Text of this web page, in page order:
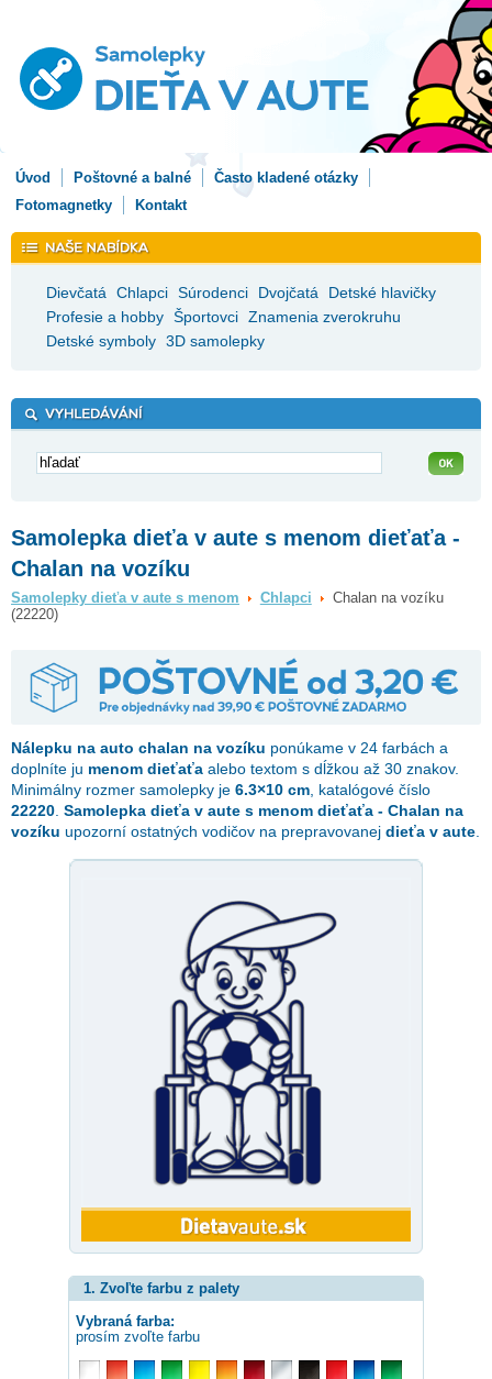
Úvod Poštovné a balné
Často kladené otázky
Fotomagnetky
Kontakt
Dievčatá Chlapci Súrodenci Dvojčatá
Detské hlavičky
Profesie a hobby Športovci Znamenia zverokruhu
Detské symboly 3D samolepky
Samolepka dieťa v aute s menom dieťaťa -
Chalan na vozíku
Samolepky dieťa v aute s menom Chlapci
Chalan na vozíku
(22220)
Nálepku na auto chalan na vozíku ponúkame v 24 farbách a
doplníte ju menom dieťaťa alebo textom s dĺžkou až 30 znakov.
Minimálny rozmer samolepky je 6.3×10 cm , katalógové číslo
22220 Samolepka dieťa v aute s menom dieťaťa - Chalan na
vozíku upozorní ostatných vodičov na prepravovanej dieťa v aute
1. Zvoľte farbu z palety
Vybraná farba:
prosím zvoľte farbu